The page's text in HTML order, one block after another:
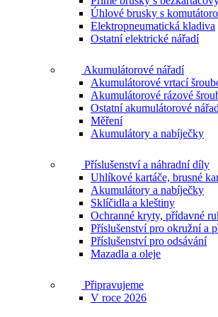
Úhlové brusky s
Elektropneumatická kladiva
Ostatní elektrické nářadí
Akumulátorové nářadí
Akumulátorové vrtací
Akumulátorové rázové
Ostatní akumulátorové
Měření
Akumulátory a nabíječky
Příslušenství a náhradní díly
Uhlíkové kartáče, brusné
Akumulátory a nabíječky
Sklíčidla a kleštiny
Ochranné kryty, přídavné
Příslušenství pro okružní a
Příslušenství pro odsávání
Mazadla a oleje
Připravujeme
V roce 2026